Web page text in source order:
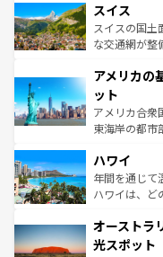
を参照してほ
は、お酒好きな人
ドイツ情報は
リアごとに異
ティー、ビー
戦など、本場
ンツ一覧を参
スイス
スイスの国土
な交通網が整
の建物がその
博物館もあり
ことができる
者向けの交通
着のスイス情
アメリカの
ット
アメリカ合衆
東海岸の都市
のような巨大
ンメントが詰
西部には大自
部のニューオ
文化が魅力。
ハワイ
年間を通じて
ハワイは、ど
ワイ島は見逃
島だが、静か
オーストラ
光スポット